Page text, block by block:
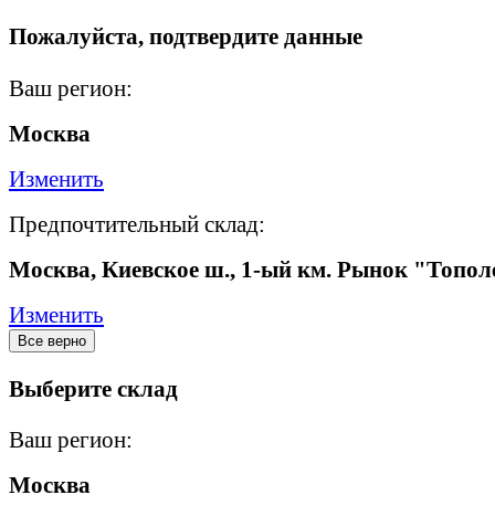
Пожалуйста, подтвердите данные
Ваш регион:
Москва
Изменить
Предпочтительный склад:
Москва, Киевское ш., 1-ый км. Рынок
Изменить
Все верно
Выберите склад
Ваш регион:
Москва